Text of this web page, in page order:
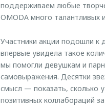
поддерживаем любые
OMODA много талантливых
Участники акции подошли к
впервые увидела такое
мы помогли девушкам и
самовыражения. Десятки
смысл — показать, сколько
позитивных коллабораций